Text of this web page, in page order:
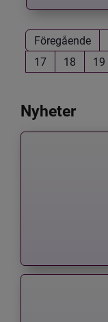
Föregående
17
18 19
Nyheter